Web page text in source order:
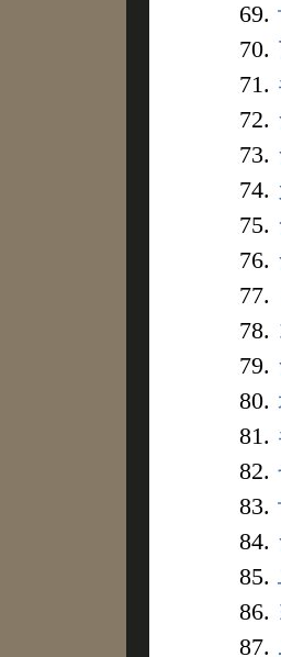
69.
70.
71.
72.
73.
74.
75.
76.
77.
78.
79.
80.
81.
82.
83.
84.
85.
86.
87.